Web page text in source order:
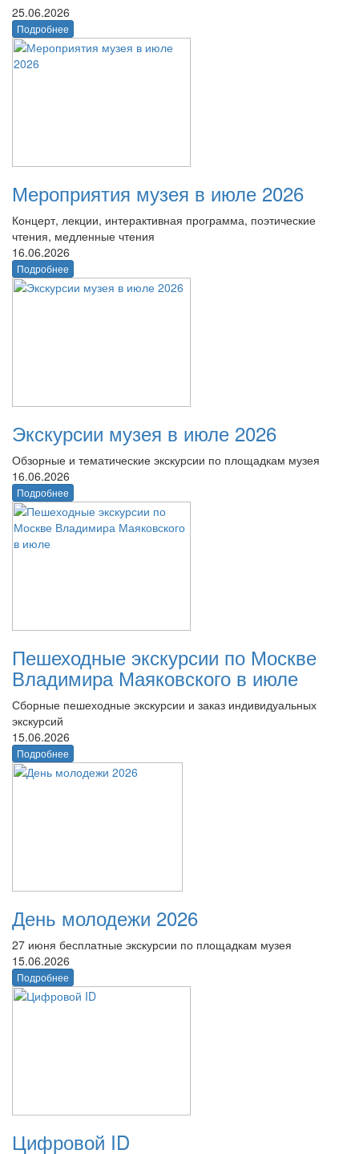
25.06.2026
Подробнее
Мероприятия музея в июле 2026
Концерт, лекции, интерактивная программа, поэтические
чтения, медленные чтения
16.06.2026
Подробнее
Экскурсии музея в июле 2026
Обзорные и тематические экскурсии по площадкам музея
16.06.2026
Подробнее
Пешеходные экскурсии по Москве
Владимира Маяковского в июле
Сборные пешеходные экскурсии и заказ индивидуальных
экскурсий
15.06.2026
Подробнее
День молодежи 2026
27 июня бесплатные экскурсии по площадкам музея
15.06.2026
Подробнее
Цифровой ID